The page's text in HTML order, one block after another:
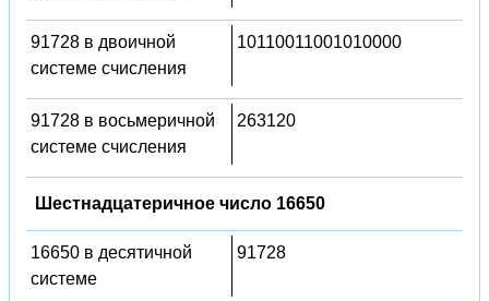
91728 в двоичной
системе счисления
10110011001010000
91728 в восьмеричной
системе счисления
263120
Шестнадцатеричное число 16650
16650 в десятичной
системе
91728